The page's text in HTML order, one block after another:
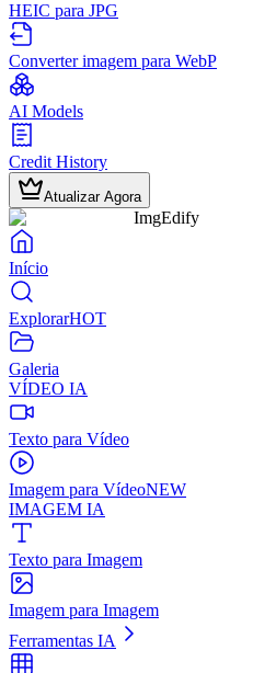
HEIC para JPG
Converter imagem para WebP
AI Models
Credit History
Atualizar Agora
ImgEdify
Início
ExplorarHOT
Galeria
VÍDEO IA
Texto para Vídeo
Imagem para VídeoNEW
IMAGEM IA
Texto para Imagem
Imagem para Imagem
Ferramentas IA